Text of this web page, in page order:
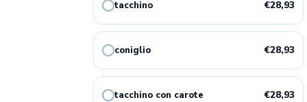
tacchino €28,93
coniglio €28,93
tacchino con carote €28,93
€/KG
tacchino con carote
15.07
€/KG
pollo con piselli
15.07
€/KG